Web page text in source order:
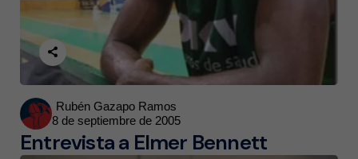
Posted
by
Rubén Gazapo Ramos
8 de septiembre de 2005
Entrevista a Elmer Bennett